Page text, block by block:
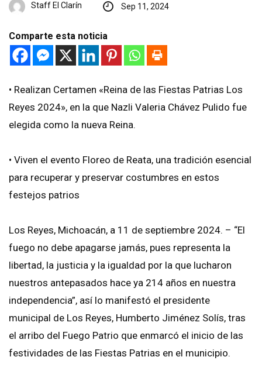
Staff El Clarín Sep 11, 2024
Comparte esta noticia
•⁠ ⁠Realizan Certamen «Reina de las Fiestas Patrias Los
Reyes 2024», en la que Nazli Valeria Chávez Pulido fue
elegida como la nueva Reina.
•⁠ ⁠Viven el evento Floreo de Reata, una tradición esencial
para recuperar y preservar costumbres en estos
festejos patrios
Los Reyes, Michoacán, a 11 de septiembre 2024. – “El
fuego no debe apagarse jamás, pues representa la
libertad, la justicia y la igualdad por la que lucharon
nuestros antepasados hace ya 214 años en nuestra
independencia”, así lo manifestó el presidente
municipal de Los Reyes, Humberto Jiménez Solís, tras
el arribo del Fuego Patrio que enmarcó el inicio de las
festividades de las Fiestas Patrias en el municipio.